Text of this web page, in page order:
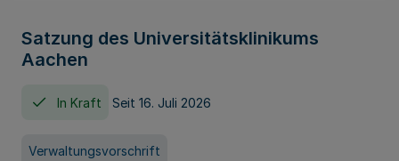
Satzung des Universitätsklinikums
Aachen
In Kraft Seit 16. Juli 2026
Verwaltungsvorschrift